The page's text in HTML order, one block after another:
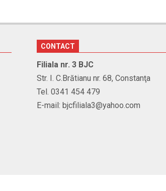
CONTACT
Filiala nr. 3 BJC
Str. I. C.Brătianu nr. 68, Constanţa
Tel. 0341 454 479
E-mail: bjcfiliala3@yahoo.com